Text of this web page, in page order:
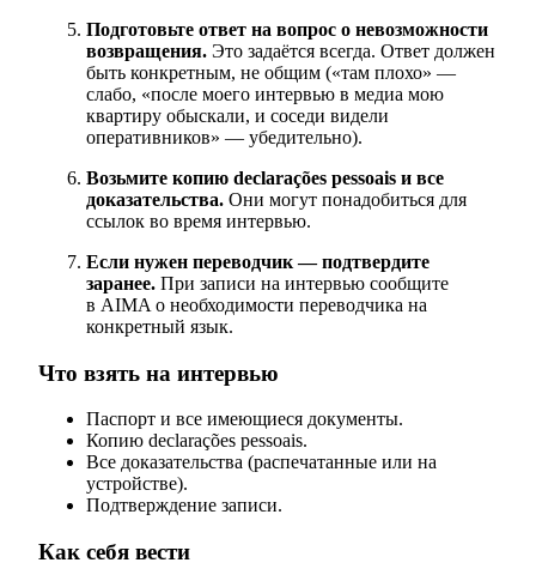
Подготовьте ответ на вопрос о невозможности
возвращения. Это задаётся всегда. Ответ должен
быть конкретным, не общим («там плохо» —
слабо, «после моего интервью в медиа мою
квартиру обыскали, и соседи видели
оперативников» — убедительно).
Возьмите копию declarações pessoais и все
доказательства. Они могут понадобиться для
ссылок во время интервью.
Если нужен переводчик — подтвердите
заранее. При записи на интервью сообщите
в AIMA о необходимости переводчика на
конкретный язык.
Что взять на интервью
Паспорт и все имеющиеся документы.
Копию declarações pessoais.
Все доказательства (распечатанные или на
устройстве).
Подтверждение записи.
Как себя вести